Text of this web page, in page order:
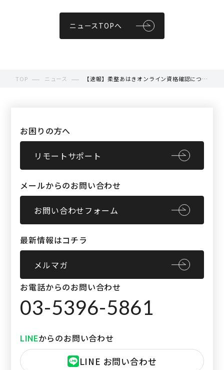
ニュースTOPへ
TOP ニュース
【速報】柔整あはきオンライン資格確認につい
お困りの方へ
リモートサポート
メールからのお問い合わせ
お問い合わせフォーム
最新情報はコチラ
メルマガ
お電話からのお問い合わせ
03-5396-5861
LINEからのお問い合わせ
LINE お問い合わせ